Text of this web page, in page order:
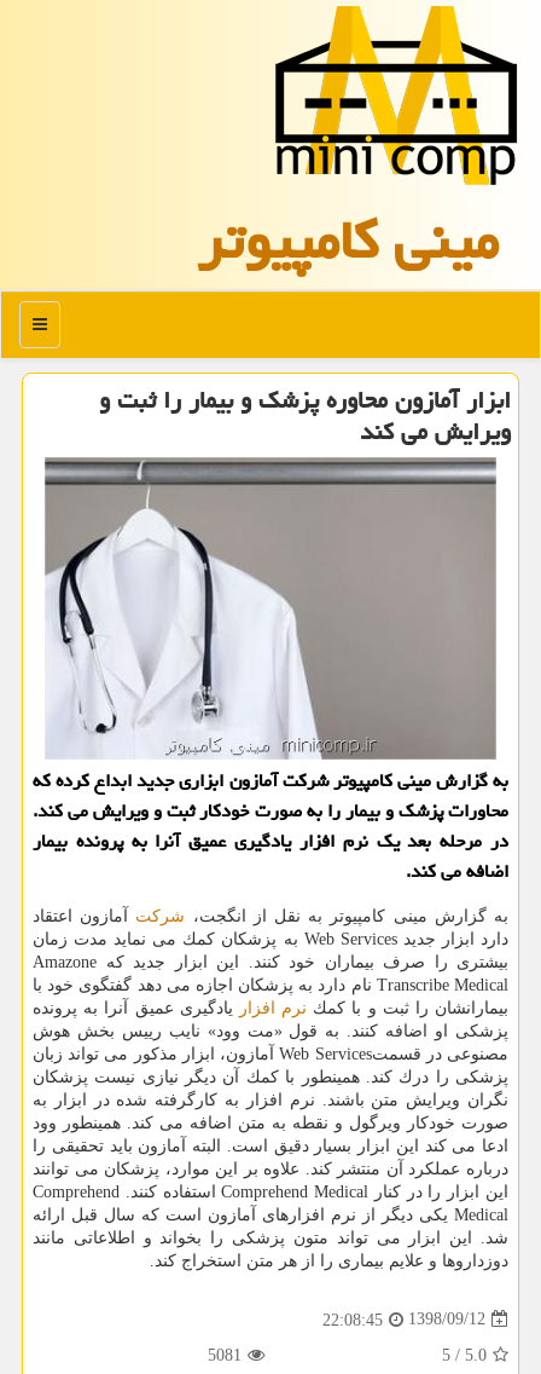
مینی كامپیوتر
منو
ابزار آمازون محاوره پزشك و بیمار را ثبت و
ویرایش می كند
به گزارش مینی كامپیوتر شركت آمازون ابزاری جدید ابداع كرده كه
محاورات پزشك و بیمار را به صورت خودكار ثبت و ویرایش می كند.
در مرحله بعد یك نرم افزار یادگیری عمیق آنرا به پرونده بیمار
اضافه می كند.
به گزارش مینی كامپیوتر به نقل از انگجت، شركت آمازون اعتقاد
دارد ابزار جدید Web Services به پزشكان كمك می نماید مدت زمان
بیشتری را صرف بیماران خود كنند. این ابزار جدید كه Amazone
Transcribe Medical نام دارد به پزشكان اجازه می دهد گفتگوی خود با
بیمارانشان را ثبت و با كمك نرم افزار
یادگیری عمیق آنرا به پرونده
پزشكی او اضافه كنند. به قول «مت وود» نایب رییس بخش هوش
مصنوعی در قسمتWeb Services آمازون، ابزار مذكور می تواند زبان
پزشكی را درك كند. همینطور با كمك آن دیگر نیازی نیست پزشكان
نگران ویرایش متن باشند. نرم افزار به كارگرفته شده در ابزار به
صورت خودكار ویرگول و نقطه به متن اضافه می كند. همینطور وود
ادعا می كند این ابزار بسیار دقیق است. البته آمازون باید تحقیقی را
درباره عملكرد آن منتشر كند. علاوه بر این موارد، پزشكان می توانند
این ابزار را در كنار Comprehend Medical استفاده كنند. Comprehend
Medical یكی دیگر از نرم افزارهای آمازون است كه سال قبل ارائه
شد. این ابزار می تواند متون پزشكی را بخواند و اطلاعاتی مانند
دوزداروها و علایم بیماری را از هر متن استخراج كند.
1398/09/12
22:08:45
5.0
/
5
5081